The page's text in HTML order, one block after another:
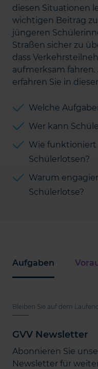
diesen Situationen
wichtigen Beitrag
jüngeren
Straßen sicher zu
dass
aufmerksam
erfahren Sie in
Welche
Wer kann
Wie
Schülerlotsen?
Warum
Schülerlotse?
Aufgaben
Bleiben Sie auf dem
GVV Newsletter
Abonnieren Sie
Newsletter für